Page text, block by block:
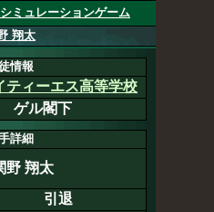
ミュレーションゲーム
翔太
情報
ティーエス高等学校
ゲル閣下
詳細
野 翔太
引退